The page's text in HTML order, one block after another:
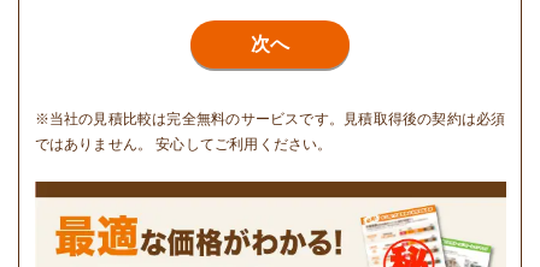
次へ
※当社の見積比較は完全無料のサービスです。見積取得後の契約は必須
ではありません。 安心してご利用ください。